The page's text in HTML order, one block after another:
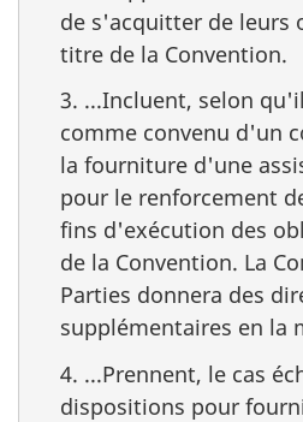
de s'acquitter de leurs
titre de la Convention.
3. ...Incluent, selon
comme convenu d'un
la fourniture d'une
pour le renforcement
fins d'exécution des
de la Convention. La
Parties donnera des
supplémentaires en la
4. ...Prennent, le cas
dispositions pour